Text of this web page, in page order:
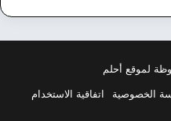
لموقع أحلم
الخصوصية اتفاقية الاستخدام